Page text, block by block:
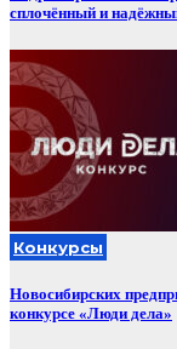
сплочённый и
Конкурсы
Новосибирских
конкурсе «Люди дела»